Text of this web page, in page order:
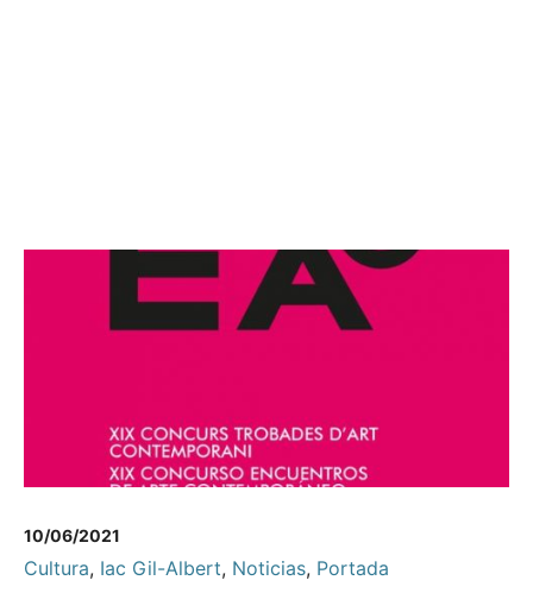
10/06/2021
Cultura, Iac Gil-Albert, Noticias, Portada